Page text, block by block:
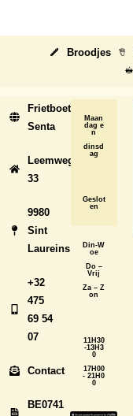
Broodjes
Frietboetiek
Senta
Leemweg
33
9980
Sint
Laureins
+32
475
69 54
07
Contact
BE0741
Maan
dag e
n
dinsd
ag
Geslot
en
Din-W
oe
Do –
Vrij
Za – Z
on
11H30
-13H3
0
17H00
- 21H0
0